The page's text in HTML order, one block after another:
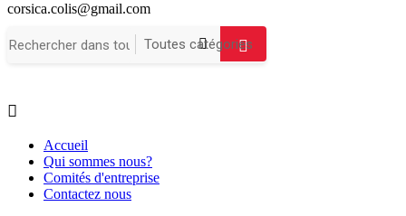
corsica.colis@gmail.com

Accueil
Qui sommes nous?
Comités d'entreprise
Contactez nous